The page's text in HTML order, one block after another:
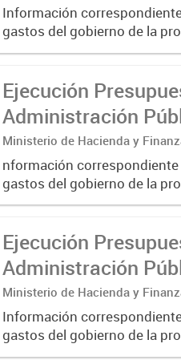
Información
gastos del gobierno de la
través del Sistema SIDICO.
Ejecución
Administración
Ministerio de Hacienda y
nformación
gastos del gobierno de la
través del Sistema SIDICO.
Ejecución
Administración
Ministerio de Hacienda y
Información
gastos del gobierno de la
través del Sistema SIDICO.